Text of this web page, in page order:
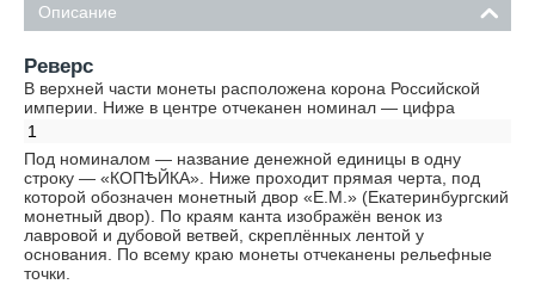
Описание
Реверс
В верхней части монеты расположена корона Российской
империи. Ниже в центре отчеканен номинал — цифра
1
Под номиналом — название денежной единицы в одну
строку — «КОПѢЙКА». Ниже проходит прямая черта, под
которой обозначен монетный двор «Е.М.» (Екатеринбургский
монетный двор). По краям канта изображён венок из
лавровой и дубовой ветвей, скреплённых лентой у
основания. По всему краю монеты отчеканены рельефные
точки.